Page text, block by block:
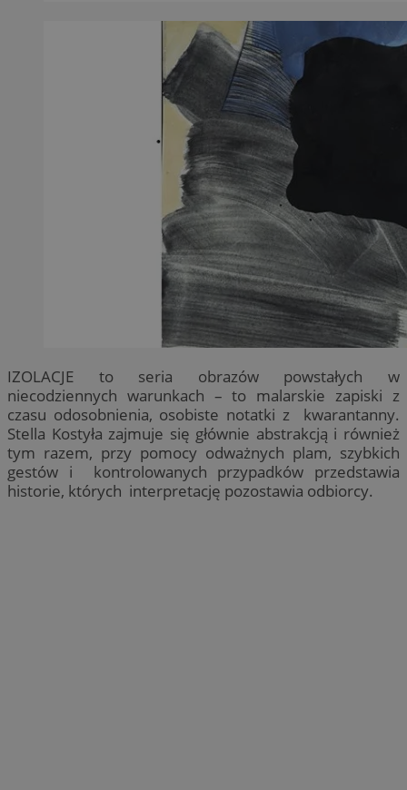
IZOLACJE to seria obrazów powstałych w
niecodziennych warunkach – to malarskie zapiski z
czasu odosobnienia, osobiste notatki z kwarantanny.
Stella Kostyła zajmuje się głównie abstrakcją i również
tym razem, przy pomocy odważnych plam, szybkich
gestów i kontrolowanych przypadków przedstawia
historie, których interpretację pozostawia odbiorcy.